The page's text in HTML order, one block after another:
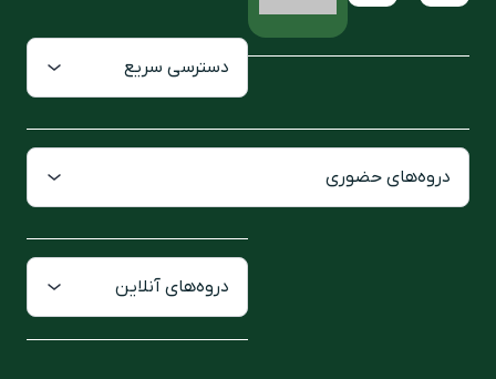
دسترسی سریع
دروه‌های حضوری
دروه‌های آنلاین